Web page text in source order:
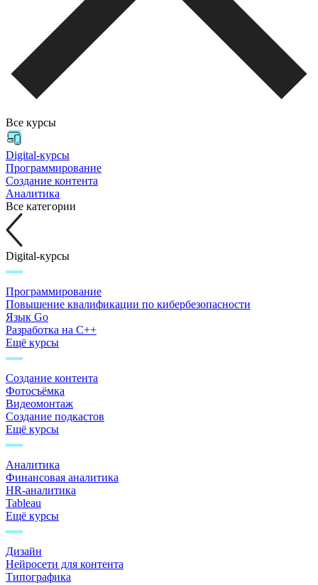
Все курсы
Digital-курсы
Программирование
Создание контента
Аналитика
Все категории
Digital-курсы
Программирование
Повышение квалификации по кибербезопасности
Язык Go
Разработка на C++
Ещё курсы
Создание контента
Фотосъёмка
Видеомонтаж
Создание подкастов
Ещё курсы
Аналитика
Финансовая аналитика
HR-аналитика
Tableau
Ещё курсы
Дизайн
Нейросети для контента
Типографика